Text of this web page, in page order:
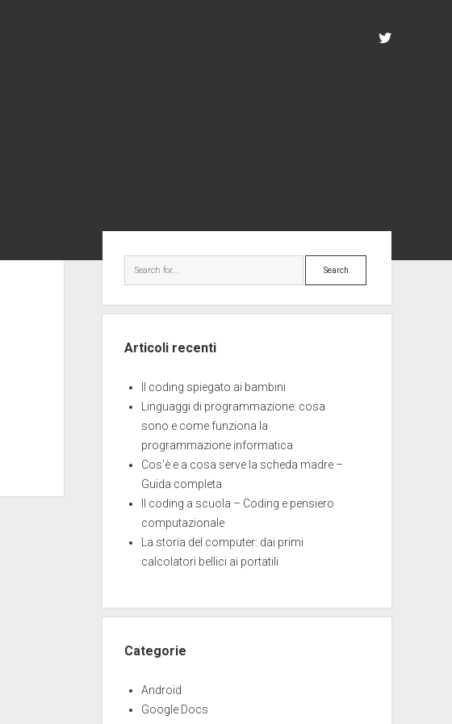
twitter
Search
Articoli recenti
Il coding spiegato ai bambini
Linguaggi di programmazione: cosa
sono e come funziona la
programmazione informatica
Cos’è e a cosa serve la scheda madre –
Guida completa
Il coding a scuola – Coding e pensiero
computazionale
La storia del computer: dai primi
calcolatori bellici ai portatili
Categorie
Android
Google Docs